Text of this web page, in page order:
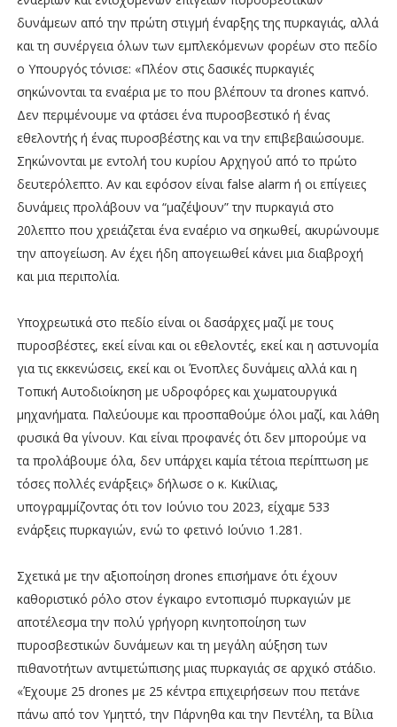
δυνάμεων από την πρώτη στιγμή έναρξης της πυρκαγιάς, αλλά
και τη συνέργεια όλων των εμπλεκόμενων φορέων στο πεδίο
ο Υπουργός τόνισε: «Πλέον στις δασικές πυρκαγιές
σηκώνονται τα εναέρια με το που βλέπουν τα drones καπνό.
Δεν περιμένουμε να φτάσει ένα πυροσβεστικό ή ένας
εθελοντής ή ένας πυροσβέστης και να την επιβεβαιώσουμε.
Σηκώνονται με εντολή του κυρίου Αρχηγού από το πρώτο
δευτερόλεπτο. Αν και εφόσον είναι false alarm ή οι επίγειες
δυνάμεις προλάβουν να “μαζέψουν” την πυρκαγιά στο
20λεπτο που χρειάζεται ένα εναέριο να σηκωθεί, ακυρώνουμε
την απογείωση. Αν έχει ήδη απογειωθεί κάνει μια διαβροχή
και μια περιπολία.
Υποχρεωτικά στο πεδίο είναι οι δασάρχες μαζί με τους
πυροσβέστες, εκεί είναι και οι εθελοντές, εκεί και η αστυνομία
για τις εκκενώσεις, εκεί και οι Ένοπλες δυνάμεις αλλά και η
Τοπική Αυτοδιοίκηση με υδροφόρες και χωματουργικά
μηχανήματα. Παλεύουμε και προσπαθούμε όλοι μαζί, και λάθη
φυσικά θα γίνουν. Και είναι προφανές ότι δεν μπορούμε να
τα προλάβουμε όλα, δεν υπάρχει καμία τέτοια περίπτωση με
τόσες πολλές ενάρξεις» δήλωσε ο κ. Κικίλιας,
υπογραμμίζοντας ότι τον Ιούνιο του 2023, είχαμε 533
ενάρξεις πυρκαγιών, ενώ το φετινό Ιούνιο 1.281.
Σχετικά με την αξιοποίηση drones επισήμανε ότι έχουν
καθοριστικό ρόλο στον έγκαιρο εντοπισμό πυρκαγιών με
αποτέλεσμα την πολύ γρήγορη κινητοποίηση των
πυροσβεστικών δυνάμεων και τη μεγάλη αύξηση των
πιθανοτήτων αντιμετώπισης μιας πυρκαγιάς σε αρχικό στάδιο.
«Έχουμε 25 drones με 25 κέντρα επιχειρήσεων που πετάνε
πάνω από τον Υμηττό, την Πάρνηθα και την Πεντέλη, τα Βίλια